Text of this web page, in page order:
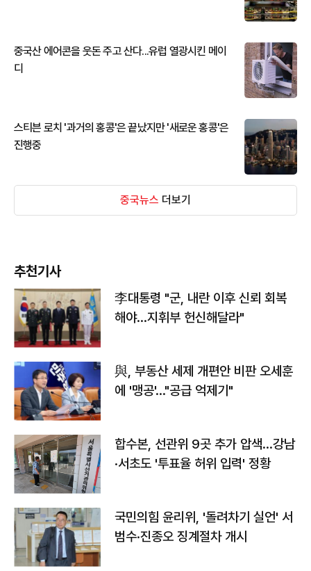
중국산 에어콘을 웃돈 주고 산다...유럽 열광시킨 메이
디
스티븐 로치 '과거의 홍콩'은 끝났지만 '새로운 홍콩'은
진행중
중국뉴스 더보기
추천기사
李대통령 "군, 내란 이후 신뢰 회복
해야…지휘부 헌신해달라"
與, 부동산 세제 개편안 비판 오세훈
에 '맹공'…"공급 억제기"
합수본, 선관위 9곳 추가 압색…강남
·서초도 '투표율 허위 입력' 정황
국민의힘 윤리위, '돌려차기 실언' 서
범수·진종오 징계절차 개시